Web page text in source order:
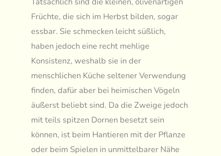
Früchte, die sich im Herbst bilden, sogar
essbar. Sie schmecken leicht süßlich,
haben jedoch eine recht mehlige
Konsistenz, weshalb sie in der
menschlichen Küche seltener Verwendung
finden, dafür aber bei heimischen Vögeln
äußerst beliebt sind. Da die Zweige jedoch
mit teils spitzen Dornen besetzt sein
können, ist beim Hantieren mit der Pflanze
oder beim Spielen in unmittelbarer Nähe